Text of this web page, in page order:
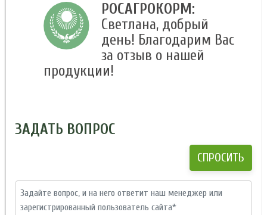
РОСАГРОКОРМ:
Светлана, добрый
день! Благодарим Вас
за отзыв о нашей
продукции!
ЗАДАТЬ ВОПРОС